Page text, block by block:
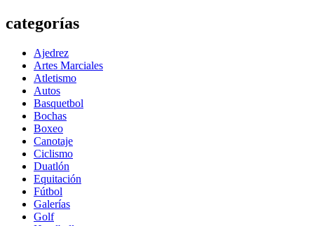
categorías
Ajedrez
Artes Marciales
Atletismo
Autos
Basquetbol
Bochas
Boxeo
Canotaje
Ciclismo
Duatlón
Equitación
Fútbol
Galerías
Golf